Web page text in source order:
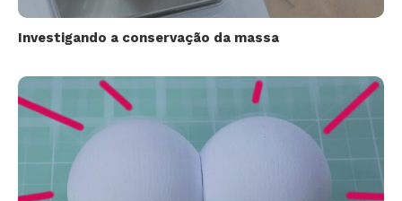
Investigando a conservação da massa